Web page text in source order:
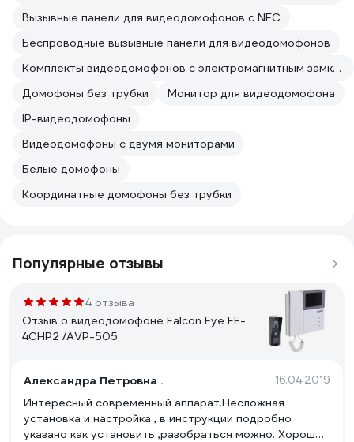
Вызывные панели для видеодомофонов с NFC
Беспроводные вызывные панели для видеодомофонов
Комплекты видеодомофонов с электромагнитным замком
Домофоны без трубки
Монитор для видеодомофона
IP-видеодомофоны
Видеодомофоны с двумя мониторами
Белые домофоны
Координатные домофоны без трубки
Популярные отзывы
4 отзыва
Отзыв о видеодомофоне Falcon Eye FE-
4CHP2 /AVP-505
Александра Петровна . 16.04.2019
Интересный современный аппарат.Несложная
установка и настройка , в инструкции подробно
указано как установить ,разобраться можно. Хорошее